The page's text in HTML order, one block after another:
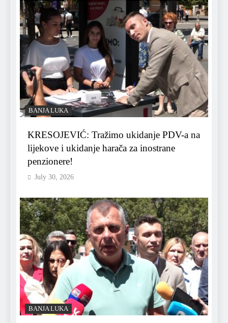
BANJA LUKA
KRESOJEVIĆ: Tražimo ukidanje PDV-a na
lijekove i ukidanje harača za inostrane
penzionere!
July 30, 2026
BANJA LUKA